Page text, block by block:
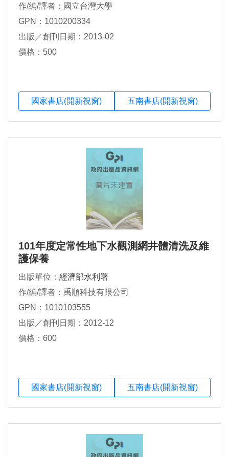
作/編/譯者：國立台灣大學
GPN：1010200334
出版／創刊日期：2013-02
價格：500
國家書店(開新視窗) 五南書店(開新視窗)
101年度定常性地下水觀測網井體清洗及維
護保養
出版單位： 經濟部水利署
作/編/譯者：禹順科技有限公司
GPN：1010103555
出版／創刊日期：2012-12
價格：600
國家書店(開新視窗) 五南書店(開新視窗)